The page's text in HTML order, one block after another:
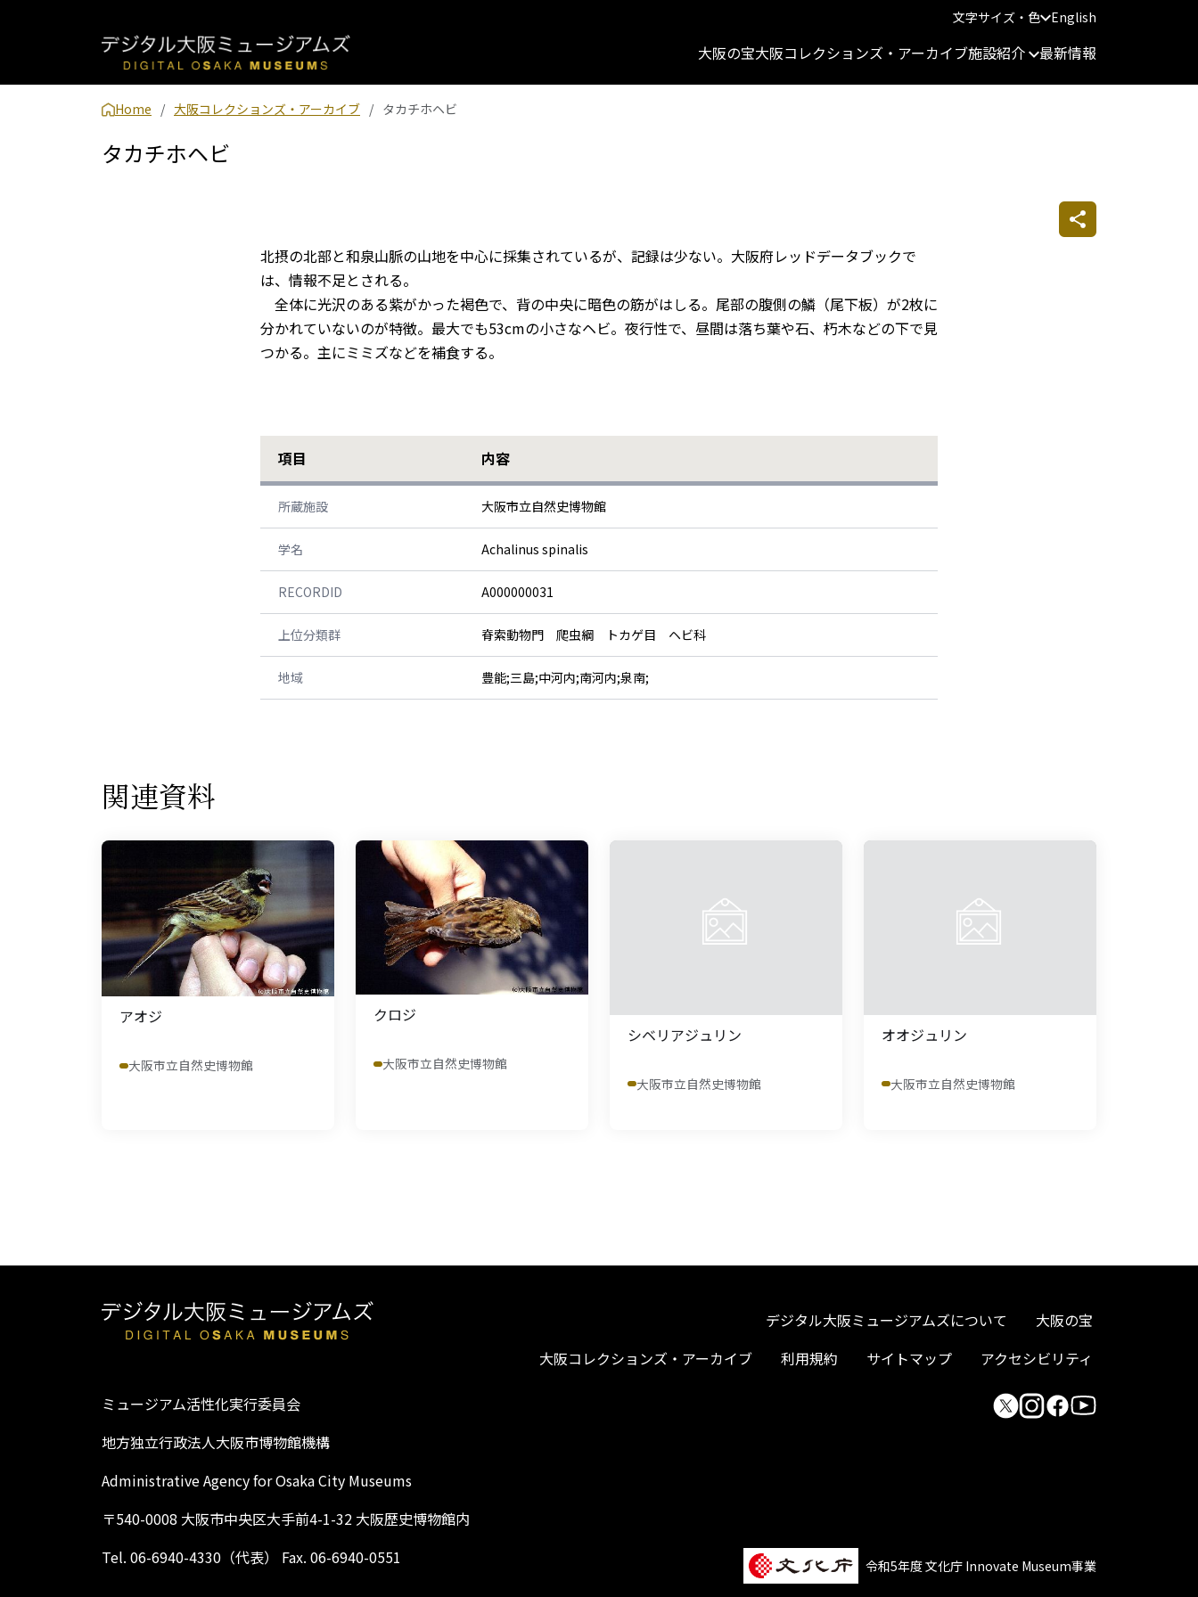
文字サイズ・色 English
大阪の宝大阪コレクションズ・アーカイブ施設紹介 最新情報
Home 大阪コレクションズ・アーカイブ タカチホヘビ
タカチホヘビ
北摂の北部と和泉山脈の山地を中心に採集されているが、記録は少ない。大阪府レッドデータブックで
は、情報不足とされる。
全体に光沢のある紫がかった褐色で、背の中央に暗色の筋がはしる。尾部の腹側の鱗（尾下板）が2枚に
分かれていないのが特徴。最大でも53cmの小さなヘビ。夜行性で、昼間は落ち葉や石、朽木などの下で見
つかる。主にミミズなどを補食する。
項目 内容
所蔵施設 大阪市立自然史博物館
学名 Achalinus spinalis
RECORDID A000000031
上位分類群 脊索動物門 爬虫綱 トカゲ目 ヘビ科
地域 豊能;三島;中河内;南河内;泉南;
関連資料
アオジ
大阪市立自然史博物館
クロジ
大阪市立自然史博物館
シベリアジュリン
大阪市立自然史博物館
オオジュリン
大阪市立自然史博物館
デジタル大阪ミュージアムズについて
大阪の宝
大阪コレクションズ・アーカイブ
利用規約 サイトマップ アクセシビリティ
ミュージアム活性化実行委員会
地方独立行政法人大阪市博物館機構
Administrative Agency for Osaka City Museums
〒540-0008 大阪市中央区大手前4-1-32 大阪歴史博物館内
Tel. 06-6940-4330（代表） Fax. 06-6940-0551
令和5年度 文化庁 Innovate Museum事業